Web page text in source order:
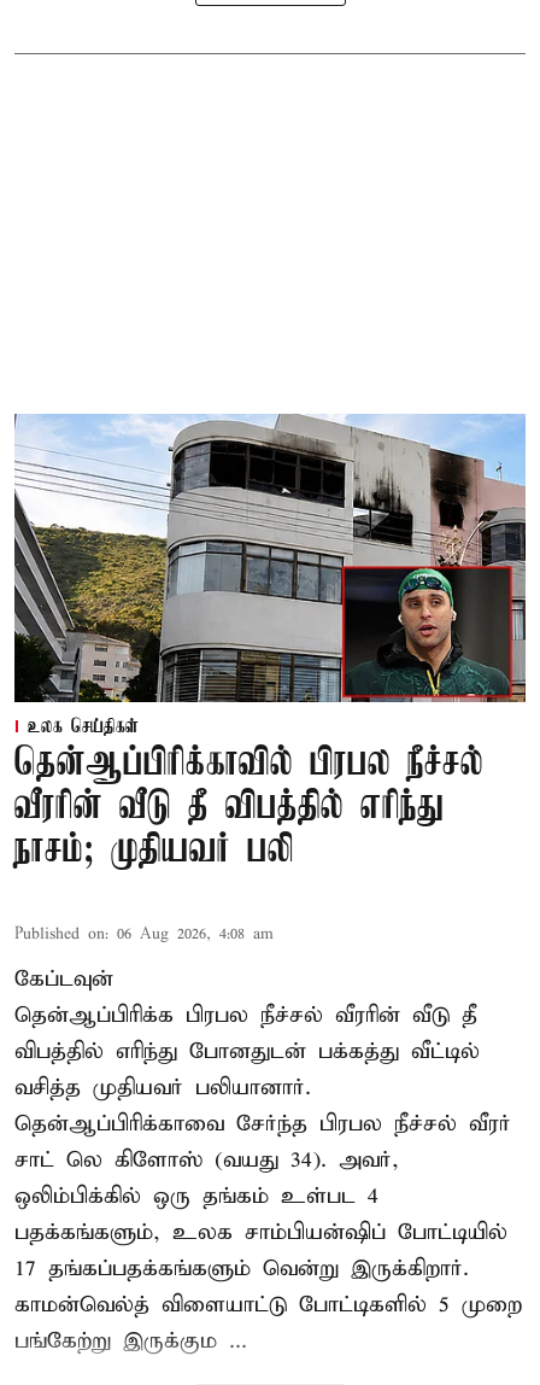
உலக செய்திகள்
தென்ஆப்பிரிக்காவில் பிரபல நீச்சல்
வீரரின் வீடு தீ விபத்தில் எரிந்து
நாசம்; முதியவர் பலி
Published on: 06 Aug 2026, 4:08 am
கேப்டவுன்
தென்ஆப்பிரிக்க பிரபல நீச்சல் வீரரின் வீடு தீ
விபத்தில் எரிந்து போனதுடன் பக்கத்து வீட்டில்
வசித்த முதியவர் பலியானார்.
தென்ஆப்பிரிக்காவை சேர்ந்த பிரபல நீச்சல் வீரர்
சாட் லெ கிளோஸ் (வயது 34). அவர்,
ஒலிம்பிக்கில் ஒரு தங்கம் உள்பட 4
பதக்கங்களும், உலக சாம்பியன்ஷிப் போட்டியில்
17 தங்கப்பதக்கங்களும் வென்று இருக்கிறார்.
காமன்வெல்த் விளையாட்டு போட்டிகளில் 5 முறை
பங்கேற்று இருக்கும ...